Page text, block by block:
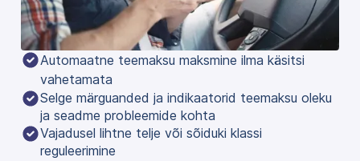
Automaatne teemaksu maksmine ilma käsitsi
vahetamata
Selge märguanded ja indikaatorid teemaksu oleku
ja seadme probleemide kohta
Vajadusel lihtne telje või sõiduki klassi
reguleerimine